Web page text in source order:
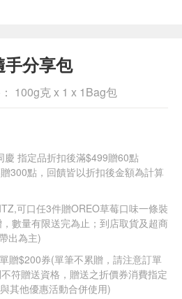
分享包
100g克 x 1 x 1Bag包
指定品折扣後滿$499贈60點
300點，回饋皆以折扣後金額為計算
可口任3件贈OREO草莓口味一條裝
數量有限送完為止；到店取貨及超商
出為主)
贈$200券(單筆不累贈，請注意訂單
符贈送資格，贈送之折價券消費指定
其他優惠活動合併使用)